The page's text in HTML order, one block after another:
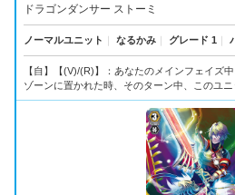
ドラゴンダンサー ストーミ
ノーマルユニット ｜ なるかみ ｜ グレード 1 ｜
【自】【(V)/(R)】：あなたのメインフェイズ
ゾーンに置かれた時、そのターン中、このユニ